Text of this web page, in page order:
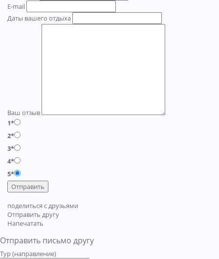
E-mail
Даты вашего отдыха
Ваш отзыв
1*
2*
3*
4*
5*
Отправить
поделиться с друзьями
Отправить другу
Напечатать
Отправить письмо другу
Тур (направление)